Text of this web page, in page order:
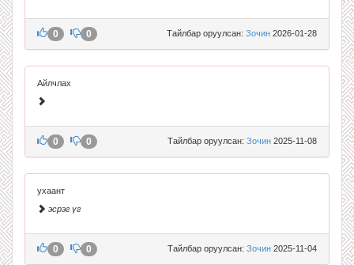
Тайлбар оруулсан: Зочин 2026-01-28
0 0
Айлчлах
Тайлбар оруулсан: Зочин 2025-11-08
0 0
ухаант
эсрэг үг
Тайлбар оруулсан: Зочин 2025-11-04
0 0